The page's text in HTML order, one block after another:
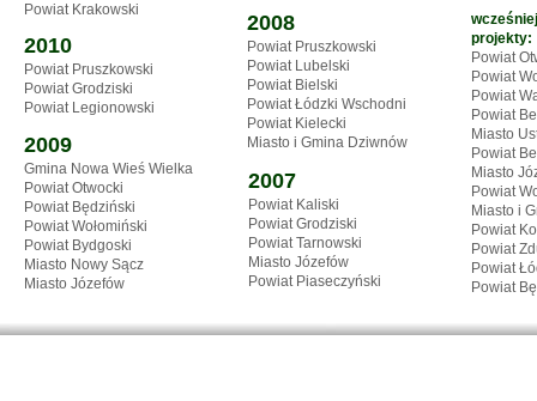
Powiat Krakowski
2010
Powiat Pruszkowski
Powiat Grodziski
Powiat Legionowski
2009
Gmina Nowa Wieś Wielka
Powiat Otwocki
Powiat Będziński
Powiat Wołomiński
Powiat Bydgoski
Miasto Nowy Sącz
Miasto Józefów
2008
Powiat Pruszkowski
Powiat Lubelski
Powiat Bielski
Powiat Łódzki Wschodni
Powiat Kielecki
Miasto i Gmina Dziwnów
2007
Powiat Kaliski
Powiat Grodziski
Powiat Tarnowski
Miasto Józefów
Powiat Piaseczyński
projekty:
Powiat
Powiat
Powiat
Powiat
Miasto
Powiat
Miasto
Powiat
Miasto i
Powiat
Powiat
Powiat
Powiat